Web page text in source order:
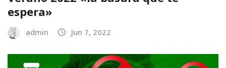
espera»
admin Jun 7, 2022